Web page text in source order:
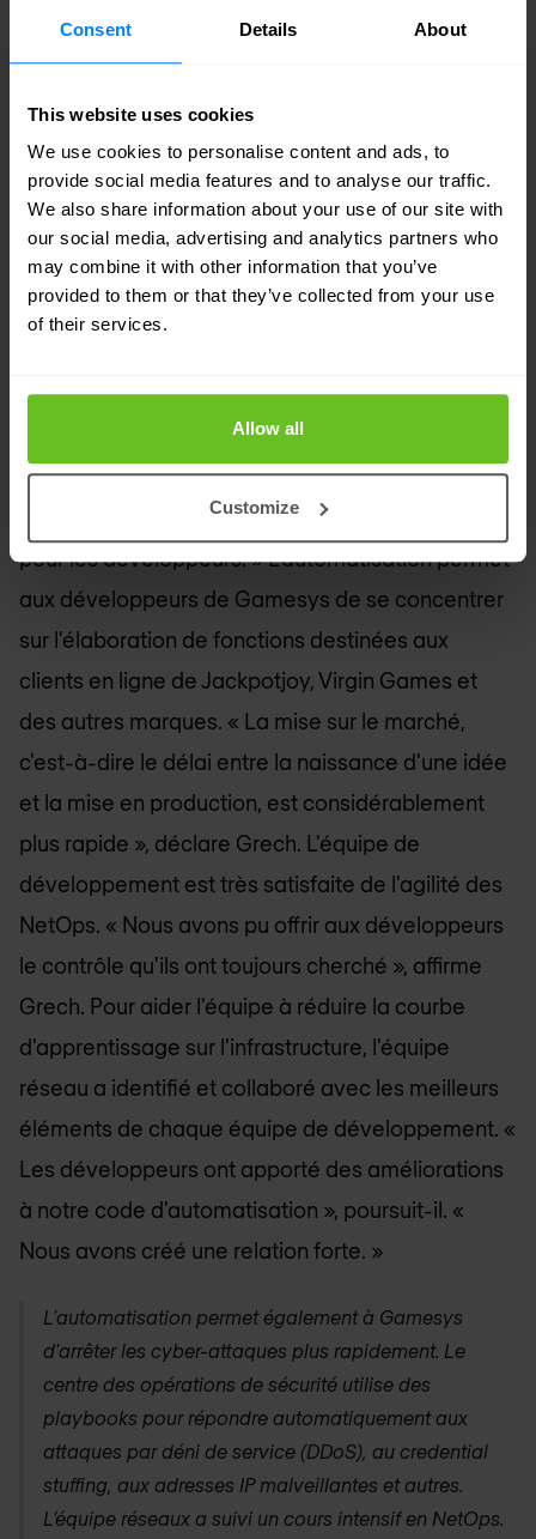
Consent Details About
This website uses cookies
We use cookies to personalise content and ads, to
provide social media features and to analyse our traffic.
We also share information about your use of our site with
our social media, advertising and analytics partners who
may combine it with other information that you’ve
provided to them or that they’ve collected from your use
of their services.
Allow all
Customize
des fonctions de port réseau, a permis à l'équipe
Orchestration Templates) OpenStack en code
Ansible afin de déployer des répartiteurs de
charge complexes et des environnements dédiés
pour les équipes de développement. Les
développeurs peuvent répondre à leurs propres
demandes via les playbooks Ansible.
« Le délai de mise en place d'une infrastructure
est passé de plusieurs jours à quelques heures »,
déclare Grech. « L'automatisation de
l'infrastructure représente une énorme avancée
pour les développeurs. » L'automatisation permet
aux développeurs de Gamesys de se concentrer
sur l'élaboration de fonctions destinées aux
clients en ligne de Jackpotjoy, Virgin Games et
des autres marques. « La mise sur le marché,
c'est-à-dire le délai entre la naissance d'une idée
et la mise en production, est considérablement
plus rapide », déclare Grech. L'équipe de
développement est très satisfaite de l'agilité des
NetOps. « Nous avons pu offrir aux développeurs
le contrôle qu'ils ont toujours cherché », affirme
Grech. Pour aider l'équipe à réduire la courbe
d'apprentissage sur l'infrastructure, l'équipe
réseau a identifié et collaboré avec les meilleurs
éléments de chaque équipe de développement. «
Les développeurs ont apporté des améliorations
à notre code d'automatisation », poursuit-il. «
Nous avons créé une relation forte. »
L'automatisation permet également à Gamesys
d'arrêter les cyber-attaques plus rapidement. Le
centre des opérations de sécurité utilise des
playbooks pour répondre automatiquement aux
attaques par déni de service (DDoS), au credential
stuffing, aux adresses IP malveillantes et autres.
L’équipe réseaux a suivi un cours intensif en NetOps.